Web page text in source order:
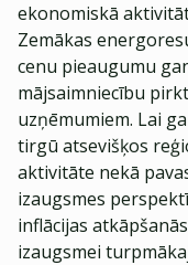
ekonomiskā
Zemākas
cenu pieaugumu
mājsaimniecību
uzņēmumiem. Lai
tirgū atsevišķos
aktivitāte nekā
izaugsmes
inflācijas
izaugsmei